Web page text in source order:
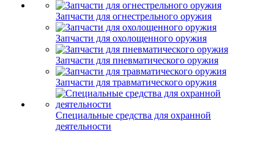
Запчасти для огнестрельного оружия
Запчасти для охолощенного оружия
Запчасти для пневматического оружия
Запчасти для травматического оружия
Специальные средства для охранной
деятельности